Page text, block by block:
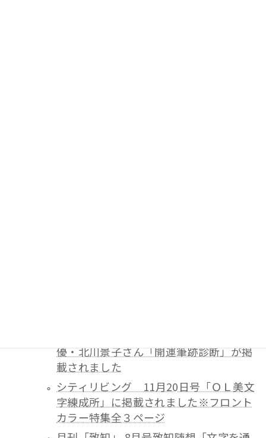
優・北川景子さん「開運筆跡診断」が掲
載されました
シティリビング 11月20日号「ＯＬ美文
字練成所」に掲載されました※フロント
カラー特集全３ページ